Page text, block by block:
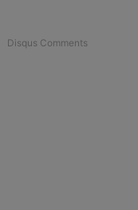
Disqus Comments